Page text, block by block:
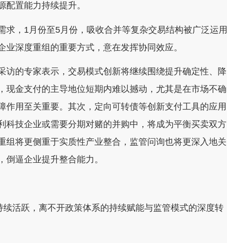
置能力持续提升。
，1月份至5月份，吸收合并等复杂交易结构被广泛运用
深度重组的重要方式，意在发挥协同效应。
的专家表示，交易模式创新将继续围绕提升确定性、降
现金支付的主导地位短期内难以撼动，尤其是在市场不确
作用至关重要。其次，定向可转债等创新支付工具的应用
科技企业或需要分期对赌的并购中，将成为平衡买卖双方
组将更侧重于实质性产业整合，监管问询也将更深入地关
逼企业提升整合能力。
跃，离不开政策体系的持续赋能与监管模式的深度转